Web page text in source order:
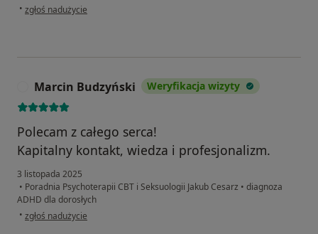
• w opinii użytkownika D.M
zgłoś nadużycie
Marcin Budzyński Weryfikacja wizyty
Polecam z całego serca!
Kapitalny kontakt, wiedza i profesjonalizm.
3 listopada 2025
• Poradnia Psychoterapii CBT i Seksuologii Jakub Cesarz • diagnoza
ADHD dla dorosłych
• w opinii użytkownika Marcin Budzyński
zgłoś nadużycie